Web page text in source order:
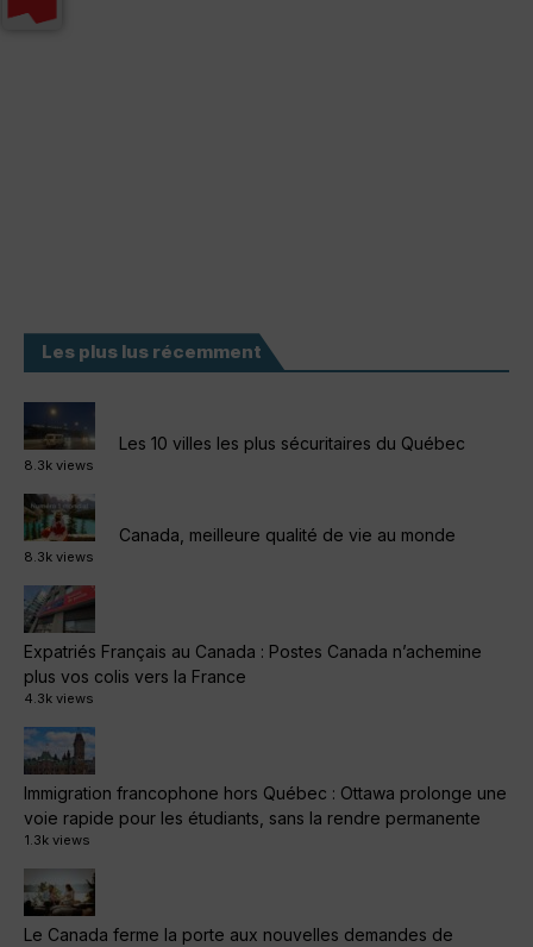
Les plus lus récemment
Les 10 villes les plus sécuritaires du Québec
8.3k views
Canada, meilleure qualité de vie au monde
8.3k views
Expatriés Français au Canada : Postes Canada n’achemine
plus vos colis vers la France
4.3k views
Immigration francophone hors Québec : Ottawa prolonge une
voie rapide pour les étudiants, sans la rendre permanente
1.3k views
Le Canada ferme la porte aux nouvelles demandes de